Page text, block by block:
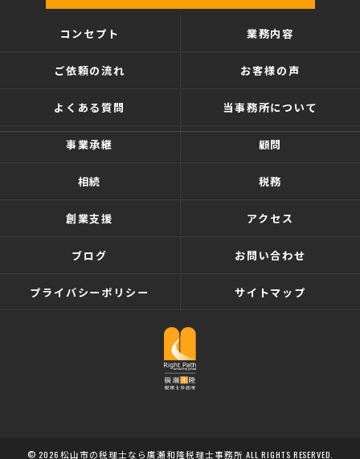
コンセプト 業務内容
ご依頼の流れ お客様の声
よくある質問 当事務所について
事業承継 顧問
相続 税務
創業支援 アクセス
ブログ お問い合わせ
プライバシーポリシー サイトマップ
© 2026 松山市の税理士なら廣瀬和隆税理士事務所 ALL RIGHTS RESERVED.